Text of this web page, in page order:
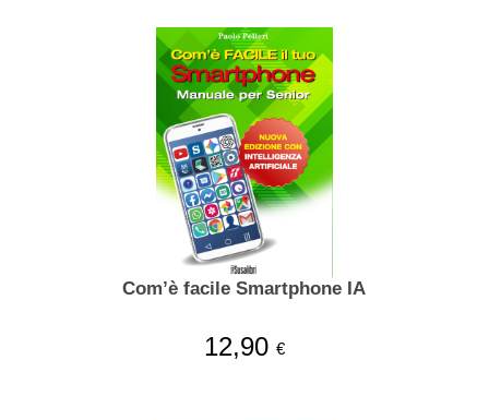
Com’è facile Smartphone IA
12,90 €